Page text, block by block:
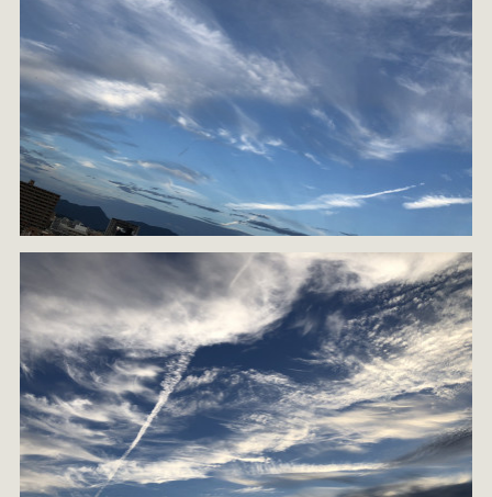
2024年 の足跡 2023*足跡 2022年の足あと
2021あしあと 2020年あしあと
2018年あしあと